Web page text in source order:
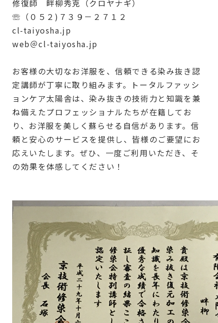
修復師 畔柳秀克（クロヤナギ）
☏（０５２)７３９－２７１２
cl-taiyosha.jp
web＠cl-taiyosha.jp
お客様の大切なお洋服を、信頼できる染み抜き認
定講師が丁寧に取り組みます。トータルファッシ
ョンケア太陽舎は、染み抜きの技術力と知識を兼
ね備えたプロフェッショナルたちが在籍してお
り、お洋服を美しく蘇らせる自信があります。信
頼と安心のサービスを提供し、皆様のご要望にお
応えいたします。ぜひ、一度ご利用いただき、そ
の効果を体感してください！